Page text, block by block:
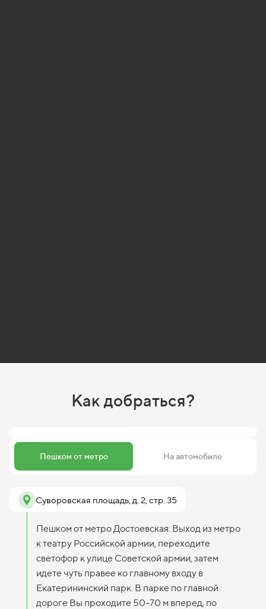
Как добраться?
Пешком от метро На автомобиле
Суворовская площадь, д. 2, стр. 35
Пешком от метро Достоевская: Выход из метро
к театру Российской армии, переходите
светофор к улице Советской армии, затем
идете чуть правее ко главному входу в
Екатерининский парк. В парке по главной
дороге Вы проходите 50-70 м вперед, по